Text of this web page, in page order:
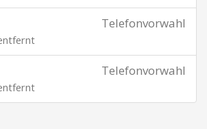
Telefonvorwahl
Telefonvorwahl